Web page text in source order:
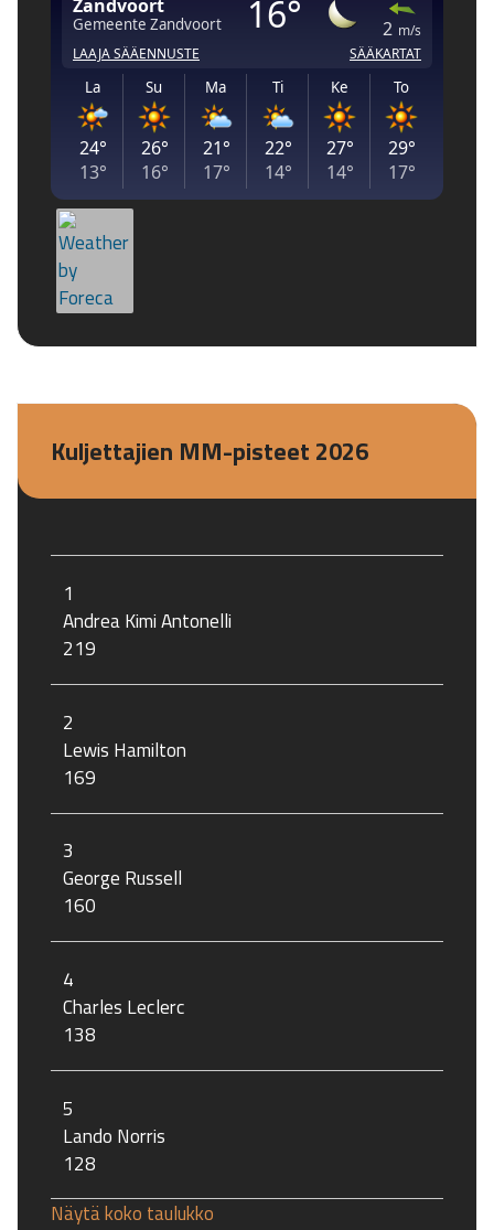
Kuljettajien MM-pisteet 2026
1
Andrea Kimi Antonelli
219
2
Lewis Hamilton
169
3
George Russell
160
4
Charles Leclerc
138
5
Lando Norris
128
Näytä koko taulukko